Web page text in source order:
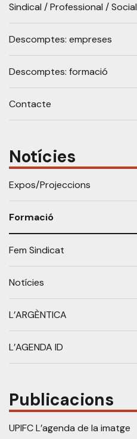
Sindical / Professional / Social
Descomptes: empreses
Descomptes: formació
Contacte
Notícies
Expos/Projeccions
Formació
Fem Sindicat
Notícies
L’ARGÈNTICA
L’AGENDA ID
Publicacions
UPIFC L’agenda de la imatge